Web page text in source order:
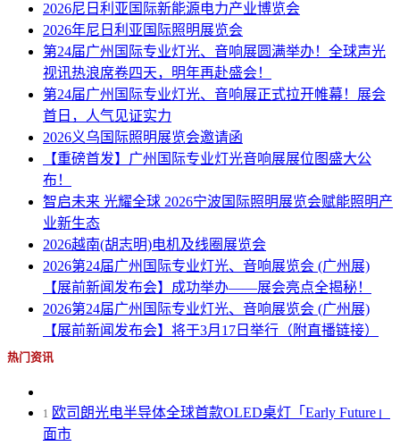
2026尼日利亚国际新能源电力产业博览会
2026年尼日利亚国际照明展览会
第24届广州国际专业灯光、音响展圆满举办！全球声光
视讯热浪席卷四天，明年再赴盛会！
第24届广州国际专业灯光、音响展正式拉开帷幕！展会
首日，人气见证实力
2026义乌国际照明展览会邀请函
【重磅首发】广州国际专业灯光音响展展位图盛大公
布！
智启未来 光耀全球 2026宁波国际照明展览会赋能照明产
业新生态
2026越南(胡志明)电机及线圈展览会
2026第24届广州国际专业灯光、音响展览会 (广州展)
【展前新闻发布会】成功举办——展会亮点全揭秘！
2026第24届广州国际专业灯光、音响展览会 (广州展)
【展前新闻发布会】将于3月17日举行（附直播链接）
热门资讯
1 欧司朗光电半导体全球首款OLED桌灯「Early Future」
面市